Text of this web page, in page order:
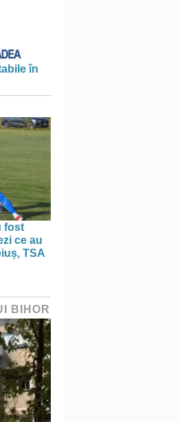
în
fost
ce au
TSA
BIHOR